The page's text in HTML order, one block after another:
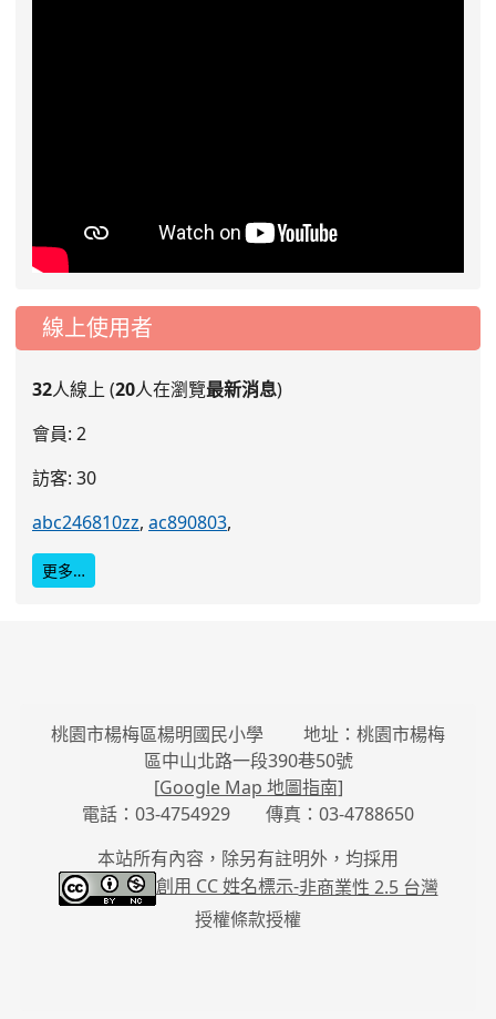
線上使用者
32人線上 (20人在瀏覽最新消息)
會員: 2
訪客: 30
abc246810zz, ac890803,
更多…
桃園市楊梅區楊明國民小學 地址：桃園市楊梅
區中山北路一段390巷50號
[Google Map 地圖指南]
電話：03-4754929 傳真：03-4788650
本站所有內容，除另有註明外，均採用
創用 CC 姓名標示-非商業性 2.5 台灣
授權條款授權